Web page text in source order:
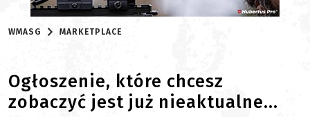
WMASG MARKETPLACE
Ogłoszenie, które chcesz
zobaczyć jest już nieaktualne...